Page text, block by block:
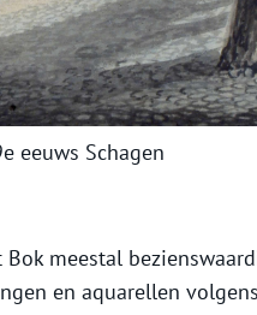
eeuws Schagen
meestal
en aquarellen